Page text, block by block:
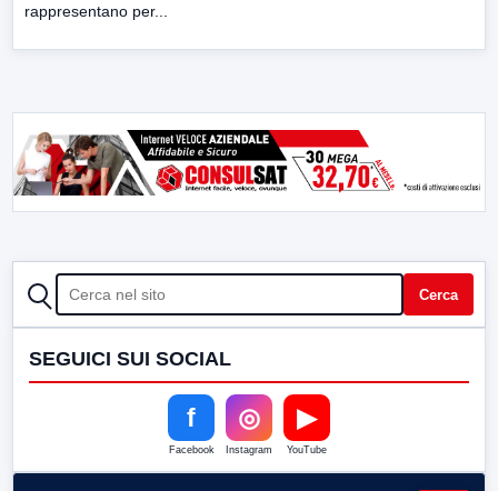
rappresentano per...
CERCA Cerca
SEGUICI SUI SOCIAL
f
Facebook
◎
Instagram
▶
YouTube